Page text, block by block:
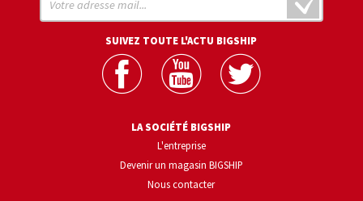
SUIVEZ TOUTE L'ACTU BIGSHIP
LA SOCIÉTÉ BIGSHIP
L'entreprise
Devenir un magasin BIGSHIP
Nous contacter